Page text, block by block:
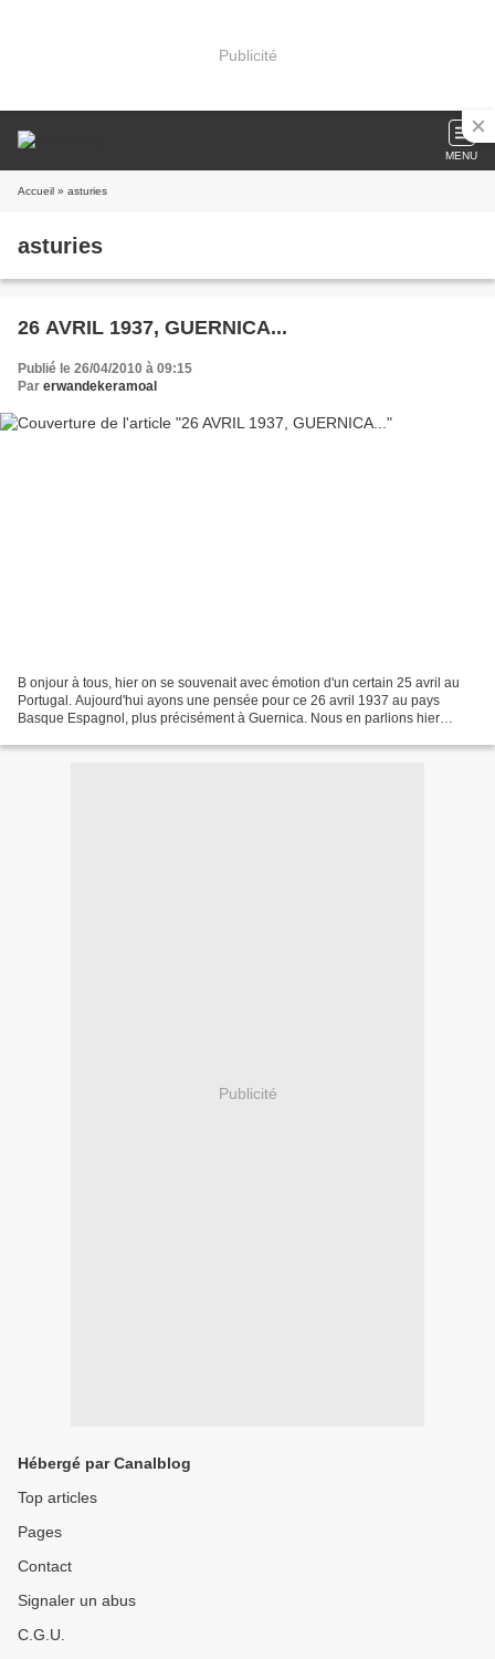
Publicité
MENU
Accueil » asturies
asturies
26 AVRIL 1937, GUERNICA...
Publié le 26/04/2010 à 09:15
Par erwandekeramoal
B onjour à tous, hier on se souvenait avec émotion d'un certain 25 avril au
Portugal. Aujourd'hui ayons une pensée pour ce 26 avril 1937 au pays
Basque Espagnol, plus précisément à Guernica. Nous en parlions hier
Publicité
Hébergé par Canalblog
Top articles
Pages
Contact
Signaler un abus
C.G.U.